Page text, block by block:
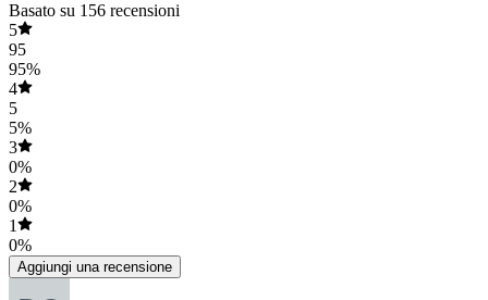
Basato su 156 recensioni
5
95
95%
4
5
5%
3
0%
2
0%
1
0%
Aggiungi una recensione